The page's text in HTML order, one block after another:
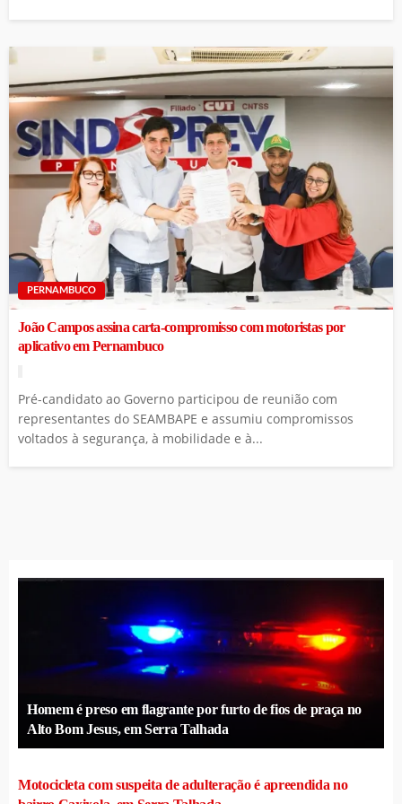
PERNAMBUCO
João Campos assina carta-compromisso com motoristas por
aplicativo em Pernambuco
Pré-candidato ao Governo participou de reunião com
representantes do SEAMBAPE e assumiu compromissos
voltados à segurança, à mobilidade e à...
Homem é preso em flagrante por furto de fios de praça no
Alto Bom Jesus, em Serra Talhada
Motocicleta com suspeita de adulteração é apreendida no